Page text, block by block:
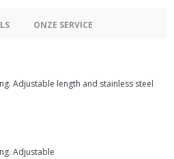
ONZE SERVICE
Adjustable length and stainless steel
Adjustable